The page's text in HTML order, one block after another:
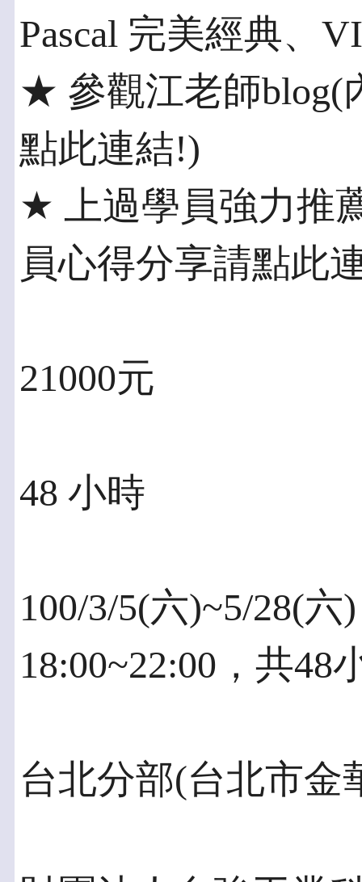
Pascal 完美經典、
★ 參觀江老師blog(
點此連結!)
★ 上過學員強力推
員心得分享請點此
21000元
48 小時
100/3/5(六)~5/28(
18:00~22:00，共48
台北分部(台北市金